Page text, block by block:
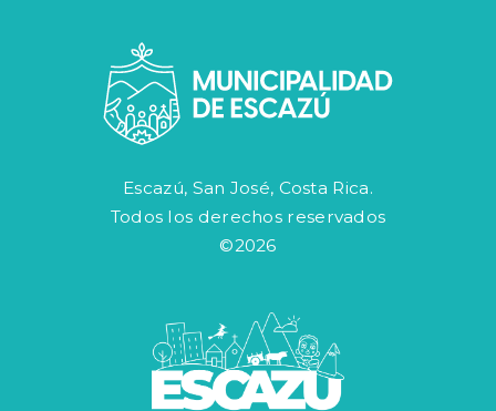
Escazú, San José, Costa Rica.
Todos los derechos reservados
©2026